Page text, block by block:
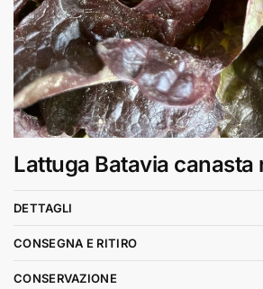
Lattuga Batavia canasta
DETTAGLI
CONSEGNA E RITIRO
CONSERVAZIONE